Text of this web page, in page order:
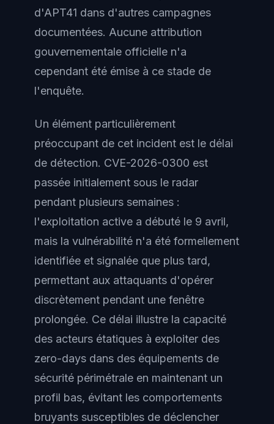
d'APT41 dans d'autres campagnes
documentées. Aucune attribution
gouvernementale officielle n'a
cependant été émise à ce stade de
l'enquête.
Un élément particulièrement
préoccupant de cet incident est le délai
de détection. CVE-2026-0300 est
passée initialement sous le radar
pendant plusieurs semaines :
l'exploitation active a débuté le 9 avril,
mais la vulnérabilité n'a été formellement
identifiée et signalée que plus tard,
permettant aux attaquants d'opérer
discrètement pendant une fenêtre
prolongée. Ce délai illustre la capacité
des acteurs étatiques à exploiter des
zero-days dans des équipements de
sécurité périmétrale en maintenant un
profil bas, évitant les comportements
bruyants susceptibles de déclencher